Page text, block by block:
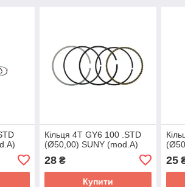
Кільця 4T GY6 100 .STD
(Ø50,00) SUNY (mod.A)
28₴
Купити
25